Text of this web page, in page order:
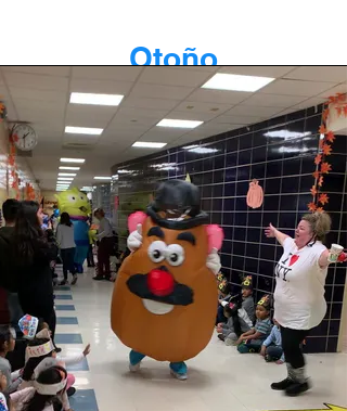
Otoño
Festival